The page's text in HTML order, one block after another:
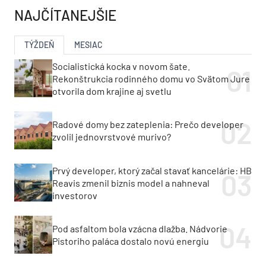
NAJČÍTANEJŠIE
TÝŽDEŇ MESIAC
Socialistická kocka v novom šate.
Rekonštrukcia rodinného domu vo Svätom Jure
otvorila dom krajine aj svetlu
Radové domy bez zateplenia: Prečo developer
zvolil jednovrstvové murivo?
Prvý developer, ktorý začal stavať kancelárie: HB
Reavis zmenil biznis model a nahneval
investorov
Pod asfaltom bola vzácna dlažba. Nádvorie
Pistoriho paláca dostalo novú energiu